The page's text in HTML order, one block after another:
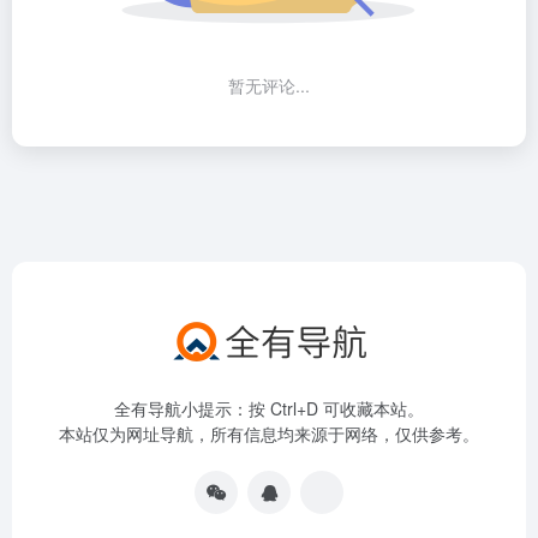
暂无评论...
全有导航小提示：按 Ctrl+D 可收藏本站。
本站仅为网址导航，所有信息均来源于网络，仅供参考。